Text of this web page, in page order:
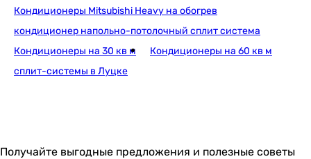
2.05 кВт
2.55 кВт
2.49 кВт
2.5 кВт
2.64 кВт
Кондиционеры Mitsubishi Heavy на обогрев
кондиционер напольно-потолочный сплит система
Кондиционеры на 30 кв м
Кондиционеры на 60 кв м
сплит-системы в Луцке
Получайте выгодные предложения и полезные советы